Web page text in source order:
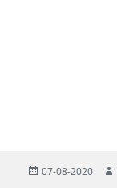
Publicat
07-08-2020